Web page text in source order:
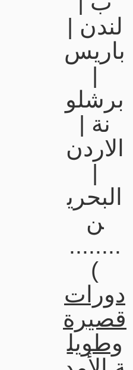
لندن |
باريس
|
برشلو
نة |
الاردن
|
البحري
ن
........
)
دورات
قصيرة
وطويل